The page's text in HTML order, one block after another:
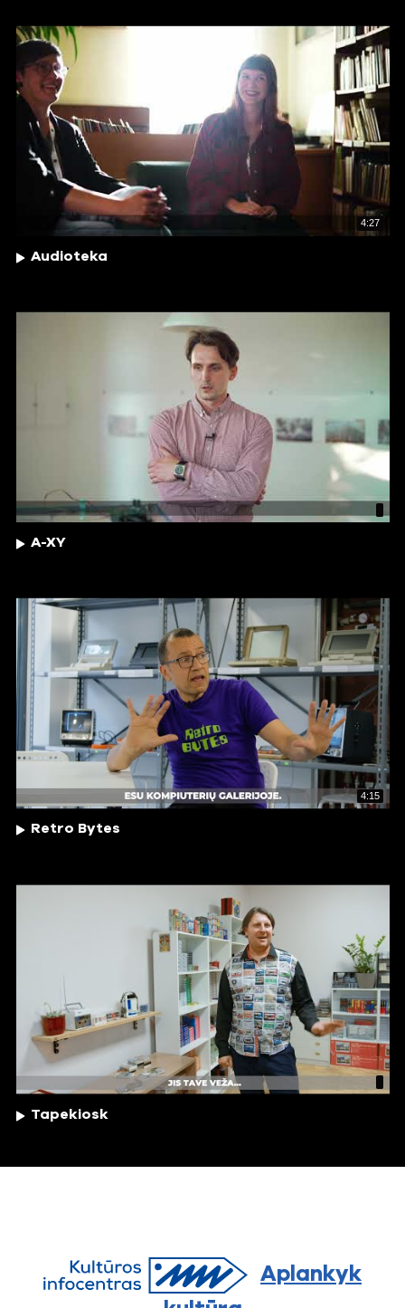
4:27
Audioteka
A-XY
4:15
Retro Bytes
Tapekiosk
Aplankyk